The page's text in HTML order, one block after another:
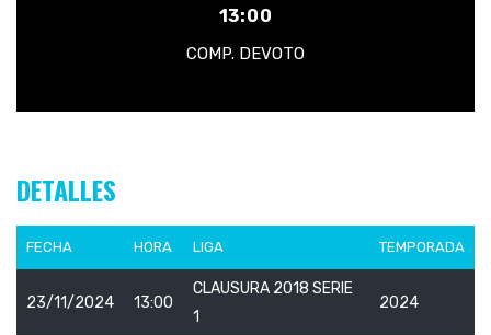
13:00
COMP. DEVOTO
DETALLES
FECHA HORA LIGA TEMPORADA
23/11/2024 13:00
CLAUSURA 2018 SERIE
1
2024